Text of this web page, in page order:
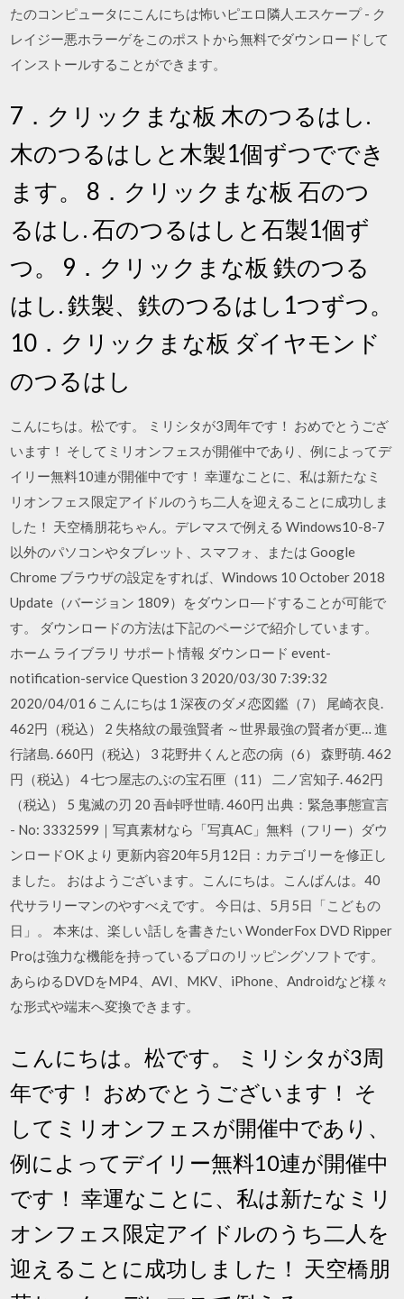
たのコンピュータにこんにちは怖いピエロ隣人エスケープ - ク
レイジー悪ホラーゲをこのポストから無料でダウンロードして
インストールすることができます。
7．クリックまな板 木のつるはし.
木のつるはしと木製1個ずつででき
ます。 8．クリックまな板 石のつ
るはし. 石のつるはしと石製1個ず
つ。 9．クリックまな板 鉄のつる
はし. 鉄製、鉄のつるはし1つずつ。
10．クリックまな板 ダイヤモンド
のつるはし
こんにちは。松です。 ミリシタが3周年です！ おめでとうござ
います！ そしてミリオンフェスが開催中であり、例によってデ
イリー無料10連が開催中です！ 幸運なことに、私は新たなミ
リオンフェス限定アイドルのうち二人を迎えることに成功しま
した！ 天空橋朋花ちゃん。デレマスで例える Windows10-8-7
以外のパソコンやタブレット、スマフォ、または Google
Chrome ブラウザの設定をすれば、Windows 10 October 2018
Update（バージョン 1809）をダウンロ―ドすることが可能で
す。 ダウンロードの方法は下記のページで紹介しています。
ホーム ライブラリ サポート情報 ダウンロード event-
notification-service Question 3 2020/03/30 7:39:32
2020/04/01 6 こんにちは 1 深夜のダメ恋図鑑（7） 尾崎衣良.
462円（税込） 2 失格紋の最強賢者 ～世界最強の賢者が更… 進
行諸島. 660円（税込） 3 花野井くんと恋の病（6） 森野萌. 462
円（税込） 4 七つ屋志のぶの宝石匣（11） 二ノ宮知子. 462円
（税込） 5 鬼滅の刃 20 吾峠呼世晴. 460円 出典：緊急事態宣言
- No: 3332599｜写真素材なら「写真AC」無料（フリー）ダウ
ンロードOK より 更新内容20年5月12日：カテゴリーを修正し
ました。 おはようございます。こんにちは。こんばんは。40
代サラリーマンのやすべえです。 今日は、5月5日「こどもの
日」。 本来は、楽しい話しを書きたい WonderFox DVD Ripper
Proは強力な機能を持っているプロのリッピングソフトです。
あらゆるDVDをMP4、AVI、MKV、iPhone、Androidなど様々
な形式や端末へ変換できます。
こんにちは。松です。 ミリシタが3周
年です！ おめでとうございます！ そ
してミリオンフェスが開催中であり、
例によってデイリー無料10連が開催中
です！ 幸運なことに、私は新たなミリ
オンフェス限定アイドルのうち二人を
迎えることに成功しました！ 天空橋朋